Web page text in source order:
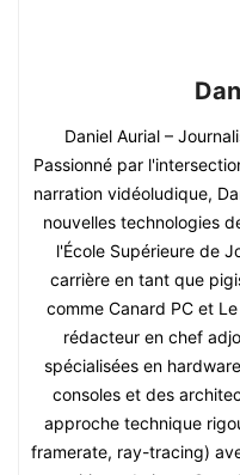
Daniel Aurial –
Passionné par
narration vidéoludique,
nouvelles technologies
l'École Supérieure de
carrière en tant que
comme Canard PC et
rédacteur en chef
spécialisées en
consoles et des
approche technique
framerate, ray-tracing)